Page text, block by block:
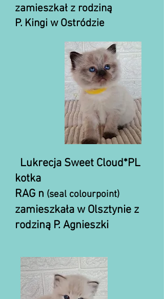
zamieszkał z rodziną
P. Kingi w Ostródzie
Lukrecja Sweet Cloud*PL
kotka
RAG n (seal colourpoint)
zamieszkała w Olsztynie z
rodziną P. Agnieszki